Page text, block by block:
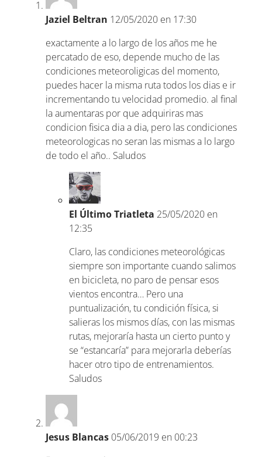
Jaziel Beltran 12/05/2020 en 17:30
exactamente a lo largo de los años me he
percatado de eso, depende mucho de las
condiciones meteoroligicas del momento,
puedes hacer la misma ruta todos los dias e ir
incrementando tu velocidad promedio. al final
la aumentaras por que adquiriras mas
condicion fisica dia a dia, pero las condiciones
meteorologicas no seran las mismas a lo largo
de todo el año.. Saludos
El Último Triatleta 25/05/2020 en
12:35
Claro, las condiciones meteorológicas
siempre son importante cuando salimos
en bicicleta, no paro de pensar esos
vientos encontra… Pero una
puntualización, tu condición física, si
salieras los mismos días, con las mismas
rutas, mejoraría hasta un cierto punto y
se “estancaría” para mejorarla deberías
hacer otro tipo de entrenamientos.
Saludos
Jesus Blancas 05/06/2019 en 00:23